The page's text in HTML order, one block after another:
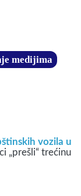
medijima
vozila u
„prešli“ trećinu